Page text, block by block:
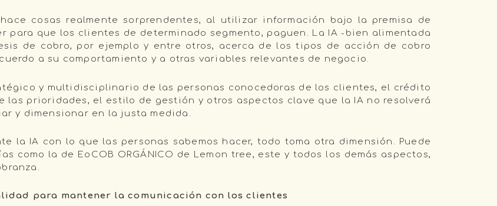
cosas realmente sorprendentes, al utilizar información bajo la premisa de
para que los clientes de determinado segmento, paguen. La IA -bien alimentada
de cobro, por ejemplo y entre otros, acerca de los tipos de acción de cobro
a su comportamiento y a otras variables relevantes de negocio.
y multidisciplinario de las personas conocedoras de los clientes, el crédito
las prioridades, el estilo de gestión y otros aspectos clave que la IA no resolverá
y dimensionar en la justa medida.
la IA con lo que las personas sabemos hacer, todo toma otra dimensión. Puede
como la de EoCOB ORGÁNICO de Lemon tree, este y todos los demás aspectos,
para mantener la comunicación con los clientes